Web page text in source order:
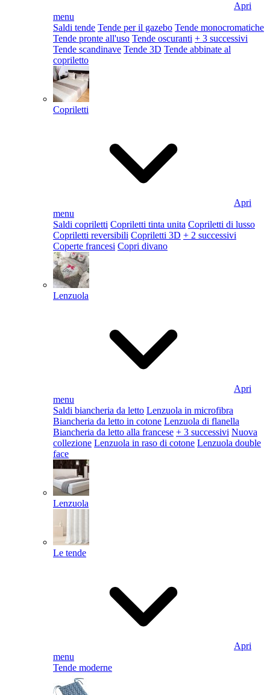
Apri
menu
Saldi tende Tende per il gazebo Tende monocromatiche
Tende pronte all'uso Tende oscuranti + 3 successivi
Tende scandinave Tende 3D Tende abbinate al
copriletto
Copriletti
Apri
menu
Saldi copriletti Copriletti tinta unita Copriletti di lusso
Copriletti reversibili Copriletti 3D + 2 successivi
Coperte francesi Copri divano
Lenzuola
Apri
menu
Saldi biancheria da letto Lenzuola in microfibra
Biancheria da letto in cotone Lenzuola di flanella
Biancheria da letto alla francese + 3 successivi Nuova
collezione Lenzuola in raso di cotone Lenzuola double
face
Lenzuola
Le tende
Apri
menu
Tende moderne